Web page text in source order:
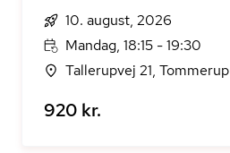
10. august, 2026
Mandag, 18:15 - 19:30
Tallerupvej 21, Tommerup
920 kr.